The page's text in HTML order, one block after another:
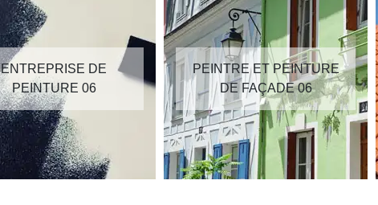
ENTREPRISE DE
PEINTURE 06
PEINTRE ET PEINTURE
DE FAÇADE 06